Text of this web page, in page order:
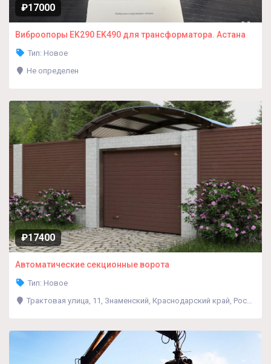
₽17000
Виброопоры EK290 EK490 для трансформатора. Астана
Тип: Новое
Не определен
₽17400
Автоматические секционные ворота
Тип: Новое
Трактовая улица, 11, Знаменский, Краснодарский край, Россия